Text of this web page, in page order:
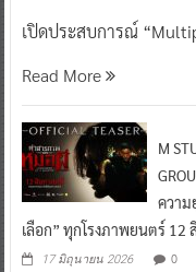
เปิดประสบการณ์
Read More
M
ความ
เลือก” ทุกโรงภาพยนตร์ 12
17 มิถุนายน 2026 0